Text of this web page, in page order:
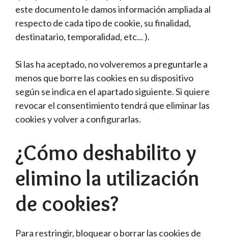
este documento le damos información ampliada al
respecto de cada tipo de cookie, su finalidad,
destinatario, temporalidad, etc... ).
Si las ha aceptado, no volveremos a preguntarle a
menos que borre las cookies en su dispositivo
según se indica en el apartado siguiente. Si quiere
revocar el consentimiento tendrá que eliminar las
cookies y volver a configurarlas.
¿Cómo deshabilito y
elimino la utilización
de cookies?
Para restringir, bloquear o borrar las cookies de